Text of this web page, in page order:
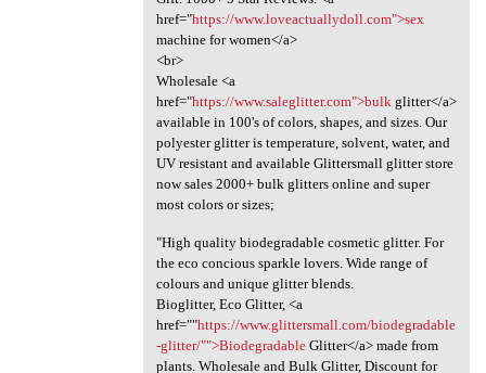
href="https://www.loveactuallydoll.com">sex
machine for women</a>
<br>
Wholesale <a
href="https://www.saleglitter.com">bulkglitter</a>
available in 100's of colors, shapes, and sizes. Our
polyester glitter is temperature, solvent, water, and
UV resistant and available Glittersmall glitter store
now sales 2000+ bulk glitters online and super
most colors or sizes;
"High quality biodegradable cosmetic glitter. For
the eco concious sparkle lovers. Wide range of
colours and unique glitter blends.
Bioglitter, Eco Glitter, <a
href=""https://www.glittersmall.com/biodegradable
-glitter/"">BiodegradableGlitter</a> made from
plants. Wholesale and Bulk Glitter, Discount for